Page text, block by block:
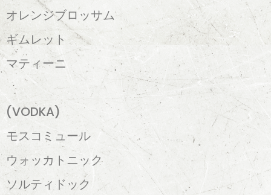
オレンジブロッサム
ギムレット
マティーニ
(VODKA)
モスコミュール
ウォッカトニック
ソルティドック